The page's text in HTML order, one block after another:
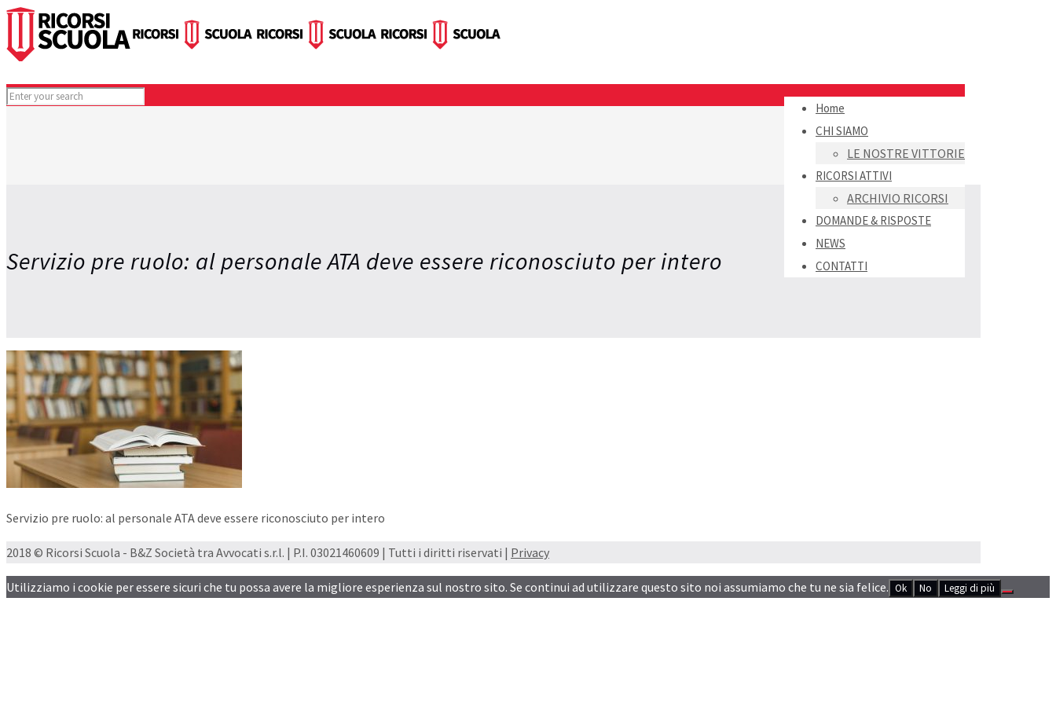
Home
CHI SIAMO
LE NOSTRE VITTORIE
RICORSI ATTIVI
ARCHIVIO RICORSI
DOMANDE & RISPOSTE
NEWS
CONTATTI
Servizio pre ruolo: al personale ATA deve essere riconosciuto per intero
Servizio pre ruolo: al personale ATA deve essere riconosciuto per intero
2018 © Ricorsi Scuola - B&Z Società tra Avvocati s.r.l. | P.I. 03021460609 | Tutti i diritti riservati | Privacy
Utilizziamo i cookie per essere sicuri che tu possa avere la migliore esperienza sul nostro sito. Se continui ad utilizzare questo sito noi assumiamo che tu ne sia felice. Ok No Leggi di più